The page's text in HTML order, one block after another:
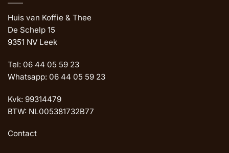
Huis van Koffie & Thee
De Schelp 15
9351 NV Leek
Tel: 06 44 05 59 23
Whatsapp: 06 44 05 59 23
Kvk: 99314479
BTW: NL005381732B77
Contact